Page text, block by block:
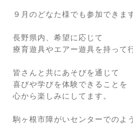
９月のどなた様でも参加できま
長野県内、希望に応じて
療育遊具やエアー遊具を持って
皆さんと共にあそびを通じて
喜びや学びを体験できることを
心から楽しみにしてます。
駒ヶ根市障がいセンターでのよ